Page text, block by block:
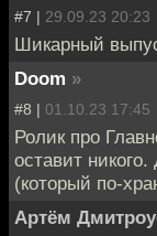
#7 | 29.09.23 20:23
Шикарный
Doom »
#8 | 01.10.23 17:45
Ролик про
оставит
(который по-
Артём